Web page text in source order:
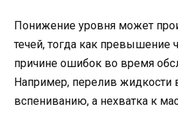
Понижение уровня может
течей, тогда как превышение
причине ошибок во время
Например, перелив
вспениванию, а нехватка к